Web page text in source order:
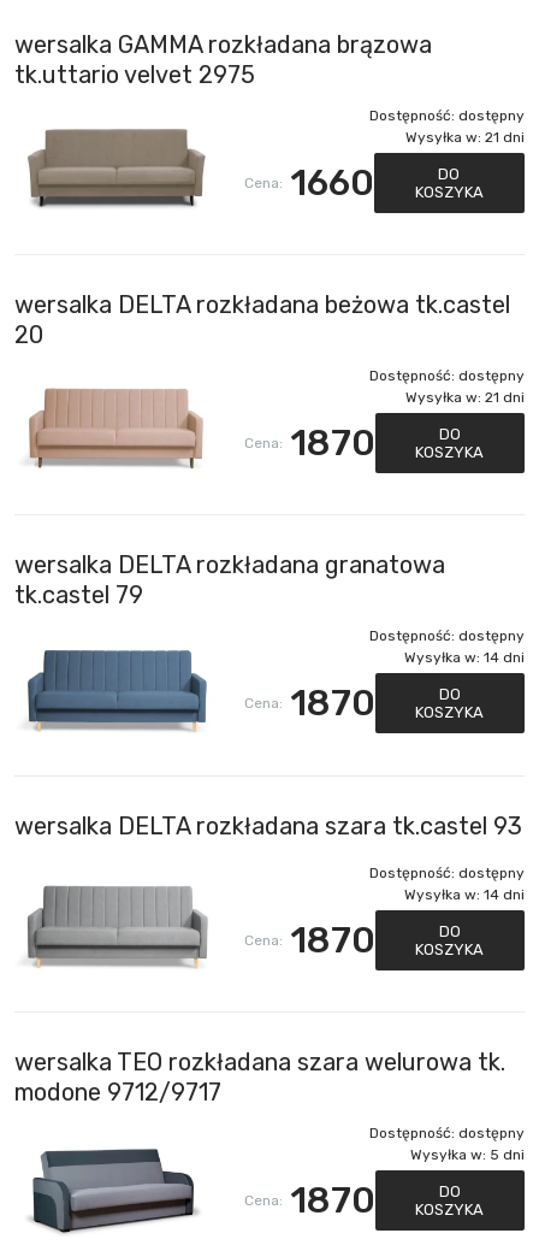
wersalka GAMMA rozkładana brązowa
tk.uttario velvet 2975
Dostępność: dostępny
Wysyłka w: 21 dni
Cena: 1660
DO
KOSZYKA
wersalka DELTA rozkładana beżowa tk.castel
20
Dostępność: dostępny
Wysyłka w: 21 dni
Cena: 1870
DO
KOSZYKA
wersalka DELTA rozkładana granatowa
tk.castel 79
Dostępność: dostępny
Wysyłka w: 14 dni
Cena: 1870
DO
KOSZYKA
wersalka DELTA rozkładana szara tk.castel 93
Dostępność: dostępny
Wysyłka w: 14 dni
Cena: 1870
DO
KOSZYKA
wersalka TEO rozkładana szara welurowa tk.
modone 9712/9717
Dostępność: dostępny
Wysyłka w: 5 dni
Cena: 1870
DO
KOSZYKA